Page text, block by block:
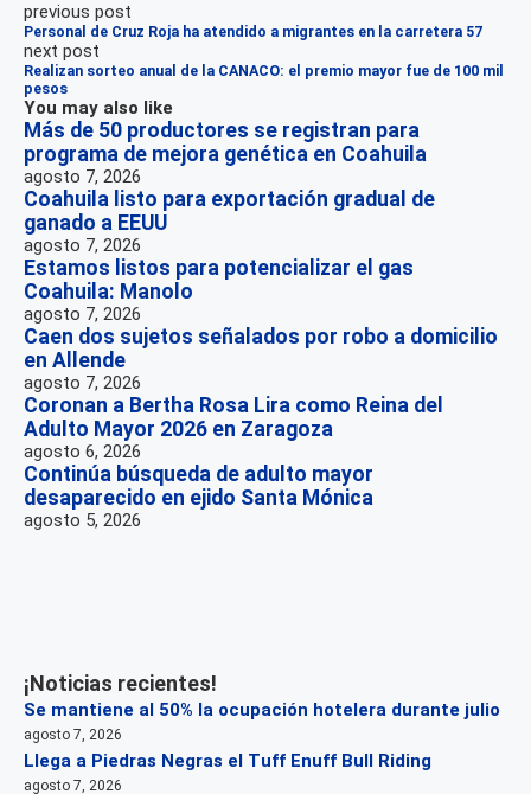
previous post
Personal de Cruz Roja ha atendido a migrantes en la carretera 57
next post
Realizan sorteo anual de la CANACO: el premio mayor fue de 100 mil
pesos
You may also like
Más de 50 productores se registran para
programa de mejora genética en Coahuila
agosto 7, 2026
Coahuila listo para exportación gradual de
ganado a EEUU
agosto 7, 2026
Estamos listos para potencializar el gas
Coahuila: Manolo
agosto 7, 2026
Caen dos sujetos señalados por robo a domicilio
en Allende
agosto 7, 2026
Coronan a Bertha Rosa Lira como Reina del
Adulto Mayor 2026 en Zaragoza
agosto 6, 2026
Continúa búsqueda de adulto mayor
desaparecido en ejido Santa Mónica
agosto 5, 2026
¡Noticias recientes!
Se mantiene al 50% la ocupación hotelera durante julio
agosto 7, 2026
Llega a Piedras Negras el Tuff Enuff Bull Riding
agosto 7, 2026